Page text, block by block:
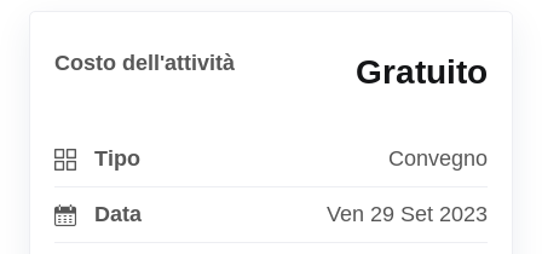
Costo dell'attività Gratuito
Tipo Convegno
Data Ven 29 Set 2023